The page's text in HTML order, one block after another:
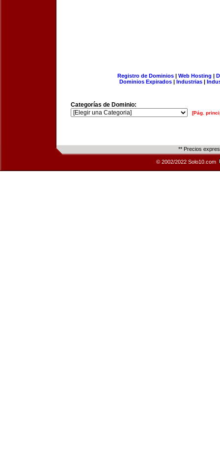
Registro de Dominios| Web Hosting |
Dominios Expirados | Industrias |
Categorías de Dominio:
[Pág.
** Precios
© 2002/2022 Solo10.com